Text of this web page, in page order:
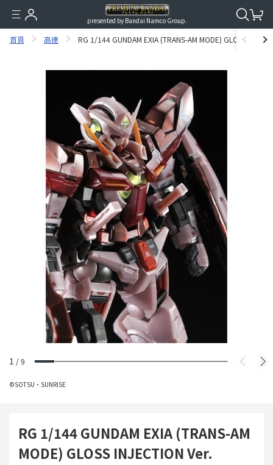
presented by Bandai Namco Group.
首頁 高達 RG 1/144 GUNDAM EXIA (TRANS-AM MODE) GLOSS
1 /9
©SOTSU・SUNRISE
RG 1/144 GUNDAM EXIA (TRANS-AM
MODE) GLOSS INJECTION Ver.